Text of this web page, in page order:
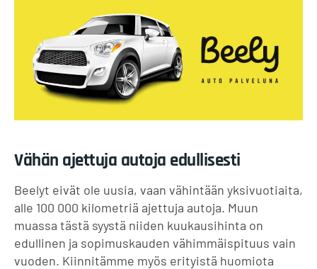
Vähän ajettuja autoja edullisesti
Beelyt eivät ole uusia, vaan vähintään yksivuotiaita,
alle 100 000 kilometriä ajettuja autoja. Muun
muassa tästä syystä niiden kuukausihinta on
edullinen ja sopimuskauden vähimmäispituus vain
vuoden. Kiinnitämme myös erityistä huomiota